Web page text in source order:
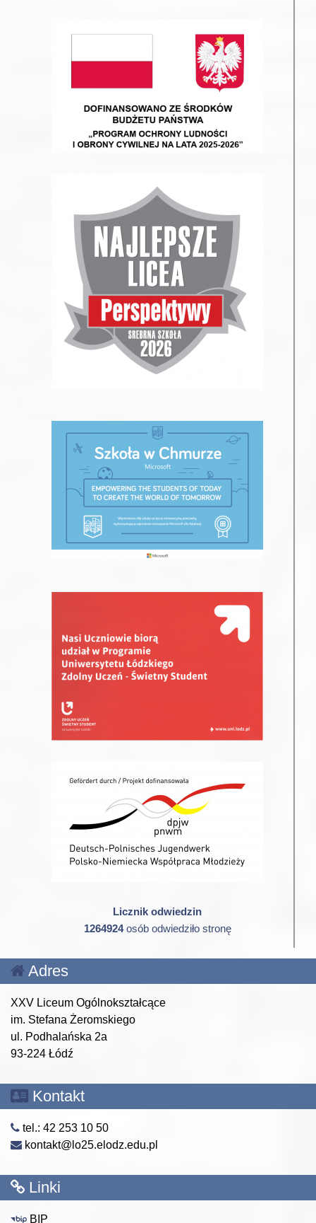
Licznik odwiedzin
1264924osób odwiedziło stronę
Adres
XXV Liceum Ogólnokształcące
im. Stefana Żeromskiego
ul. Podhalańska 2a
93-224 Łódź
Kontakt
tel.: 42 253 10 50
kontakt@lo25.elodz.edu.pl
Linki
BIP